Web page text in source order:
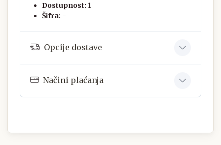
Dostupnost: 1
Šifra: -
Opcije dostave
Načini plaćanja